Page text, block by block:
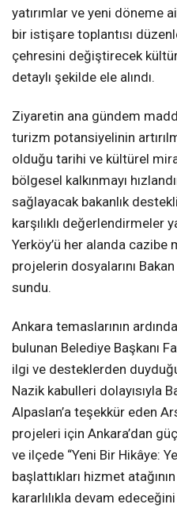
yatırımlar ve yeni döneme
bir istişare toplantısı
çehresini değiştirecek
detaylı şekilde ele alındı.
Ziyaretin ana gündem
turizm potansiyelinin
olduğu tarihi ve kültürel
bölgesel kalkınmayı
sağlayacak bakanlık
karşılıklı değerlendirmeler
Yerköy’ü her alanda
projelerin dosyalarını Bakan
sundu.
Ankara temaslarının
bulunan Belediye Başkanı
ilgi ve desteklerden
Nazik kabulleri dolayısıyla
Alpaslan’a teşekkür eden
projeleri için Ankara’dan
ve ilçede “Yeni Bir Hikâye:
başlattıkları hizmet
kararlılıkla devam